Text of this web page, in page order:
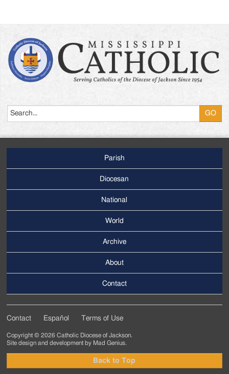
Menu
Parish
Diocesan
National
World
Menu
Archive
About
Contact
Tertiary
Menu
Contact Español Terms of Use
Copyright © 2026 Catholic Diocese of Jackson.
Site design and development by Mad Genius.
Back to Top